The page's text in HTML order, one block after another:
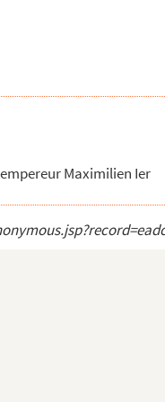
Maximilien Ier